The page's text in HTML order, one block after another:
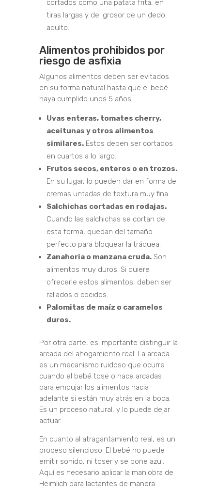
cortados como una patata frita, en
tiras largas y del grosor de un dedo
adulto.
Alimentos prohibidos por
riesgo de asfixia
Algunos alimentos deben ser evitados
en su forma natural hasta que el bebé
haya cumplido unos 5 años.
Uvas enteras, tomates cherry,
aceitunas y otros alimentos
similares.Estos deben ser cortados
en cuartos a lo largo.
Frutos secos, enteros o en trozos.
En su lugar, lo pueden dar en forma de
cremas untadas de textura muy fina.
Salchichas cortadas en rodajas.
Cuando las salchichas se cortan de
esta forma, quedan del tamaño
perfecto para bloquear la tráquea.
Zanahoria o manzana cruda.Son
alimentos muy duros. Si quiere
ofrecerle estos alimentos, deben ser
rallados o cocidos.
Palomitas de maíz o caramelos
duros.
Por otra parte, es importante distinguir la
arcada del ahogamiento real. La arcada
es un mecanismo ruidoso que ocurre
cuando el bebé tose o hace arcadas
para empujar los alimentos hacia
adelante si están muy atrás en la boca.
Es un proceso natural, y lo puede dejar
actuar.
En cuanto al atragantamiento real, es un
proceso silencioso. El bebé no puede
emitir sonido, ni toser y se pone azul.
Aquí es necesario aplicar la maniobra de
Heimlich para lactantes de manera